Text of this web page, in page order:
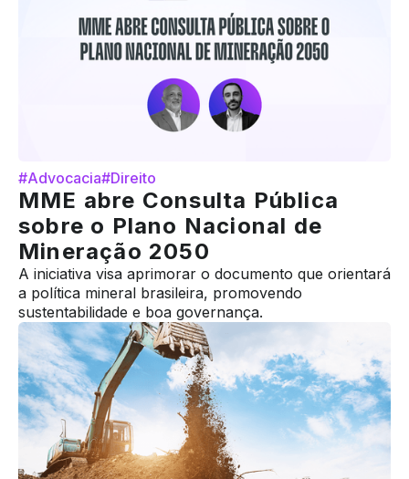
#Advocacia#Direito
MME abre Consulta Pública
sobre o Plano Nacional de
Mineração 2050
A iniciativa visa aprimorar o documento que orientará
a política mineral brasileira, promovendo
sustentabilidade e boa governança.